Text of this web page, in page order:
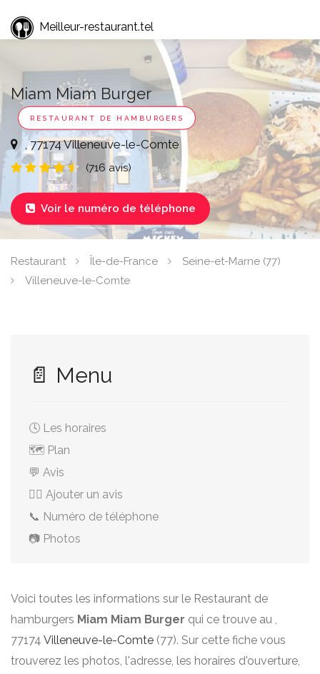
Meilleur-restaurant.tel
Miam Miam Burger
RESTAURANT DE HAMBURGERS
, 77174 Villeneuve-le-Comte
(716 avis)
 Voir le numéro de téléphone
Restaurant Île-de-France
Seine-et-Marne (77)
Villeneuve-le-Comte
📄 Menu
🕓 Les horaires
🗺️ Plan
💬 Avis
✍🏻 Ajouter un avis
📞 Numéro de téléphone
📷 Photos
Voici toutes les informations sur le Restaurant de
hamburgers Miam Miam Burger qui ce trouve au ,
77174 Villeneuve-le-Comte (77). Sur cette fiche vous
trouverez les photos, l'adresse, les horaires d'ouverture,